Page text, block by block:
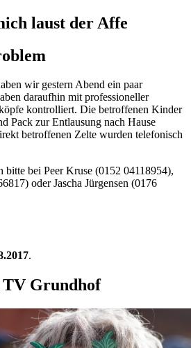
laust der Affe
wir gestern Abend ein paar
daraufhin mit professioneller
kontrolliert. Die betroffenen Kinder
Pack zur Entlausung nach Hause
betroffenen Zelte wurden telefonisch
bitte bei Peer Kruse (0152 04118954),
oder Jascha Jürgensen (0176
.
TV Grundhof